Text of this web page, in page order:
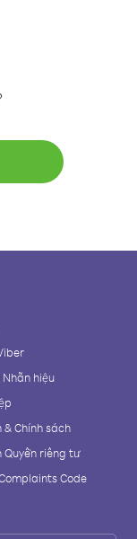
hiệu
& Chính sách
Quyền riêng tư
Code